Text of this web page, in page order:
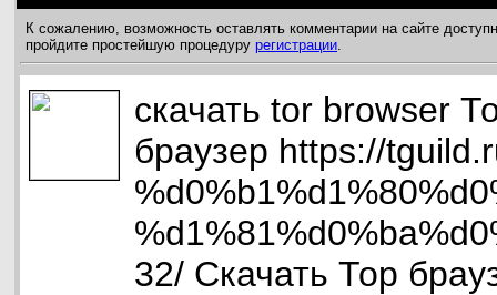
К сожалению, возможность оставлять комментарии на сайте
пройдите простейшую процедуру регистрации.
скачать tor browser
браузер https://
32/ Скачать Тор